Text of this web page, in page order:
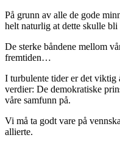
På grunn av alle de gode
helt naturlig at dette skulle bli
De sterke båndene mellom
fremtiden…
I turbulente tider er det viktig
verdier: De demokratiske
våre samfunn på.
Vi må ta godt vare på
allierte.